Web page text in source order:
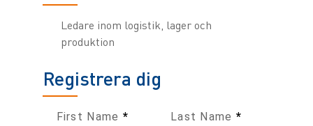
Ledare inom logistik, lager och
produktion
Registrera dig
First Name * Last Name *